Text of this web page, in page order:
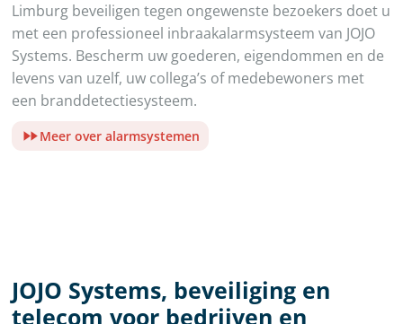
Limburg beveiligen tegen ongewenste bezoekers doet u
met een professioneel inbraakalarmsysteem van JOJO
Systems. Bescherm uw goederen, eigendommen en de
levens van uzelf, uw collega’s of medebewoners met
een branddetectiesysteem.
Meer over alarmsystemen
JOJO Systems, beveiliging en
telecom voor bedrijven en